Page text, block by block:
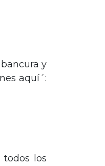
y
aquí´:
todos los